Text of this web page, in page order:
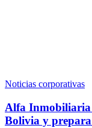
Noticias corporativas
Alfa Inmobiliaria
Bolivia y